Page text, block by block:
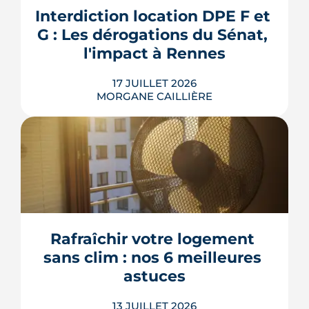
bien sans payer pour rien.
LIRE L'ARTICLE
Interdiction location DPE F et
G : Les dérogations du Sénat,
l'impact à Rennes
17 JUILLET 2026
MORGANE CAILLIÈRE
Le 8 juillet 2026, le Sénat a voté cinq
dérogations à l'interdiction de location
des logements classés F et G, dont la
possibilité de louer en signant un
doit encore être adopté par l'Assemblée
nationale, qui l'examinera à la rentrée. À
Rennes Mét...
LIRE L'ARTICLE
Rafraîchir votre logement
sans clim : nos 6 meilleures
astuces
13 JUILLET 2026